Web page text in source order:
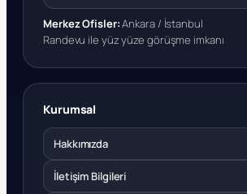
Merkez Ofisler:Ankara / İstanbul
Randevu ile yüz yüze görüşme imkanı
Kurumsal
Hakkımızda
İletişim Bilgileri